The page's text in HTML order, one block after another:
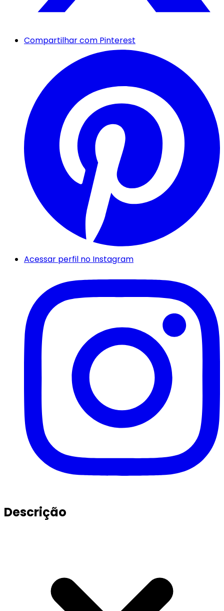
Compartilhar com Pinterest
Acessar perfil no Instagram
Descrição